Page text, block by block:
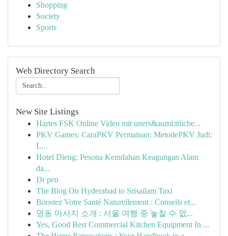
Shopping
Society
Sports
Web Directory Search
New Site Listings
Hartes FSK Online Video mit uners&auml;ttliche...
PKV Games: CaraPKV Permainan: MetodePKV Judi:
L...
Hotel Dieng: Pesona Keindahan Keagungan Alam
da...
Dr pen
The Blog On Hyderabad to Srisailam Taxi
Boostez Votre Santé Naturellement : Conseils et...
명동 마사지 소개 : 서울 여행 중 놓칠 수 없...
Yes, Good Best Commercial Kitchen Equipment In ...